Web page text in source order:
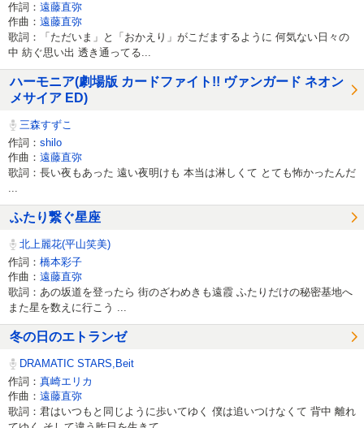
作詞： 遠藤直弥
作曲： 遠藤直弥
歌詞：「ただいま」と「おかえり」がこだまするように 何気ない日々の
中 紡ぐ思い出 透き通ってる...
ハーモニア(劇場版 カードファイト!! ヴァンガード ネオン
メサイア ED)
三森すずこ
作詞： shilo
作曲： 遠藤直弥
歌詞：長い夜もあった 遠い夜明けも 本当は淋しくて とても怖かったんだ
ふたり繋ぐ星座
北上麗花(平山笑美)
作詞： 橋本彩子
作曲： 遠藤直弥
歌詞：あの坂道を登ったら 街のざわめきも遠霞 ふたりだけの秘密基地へ
また星を数えに行こう ...
冬の日のエトランゼ
DRAMATIC STARS,Beit
作詞： 真崎エリカ
作曲： 遠藤直弥
歌詞：君はいつもと同じように歩いてゆく 僕は追いつけなくて 背中 離れ